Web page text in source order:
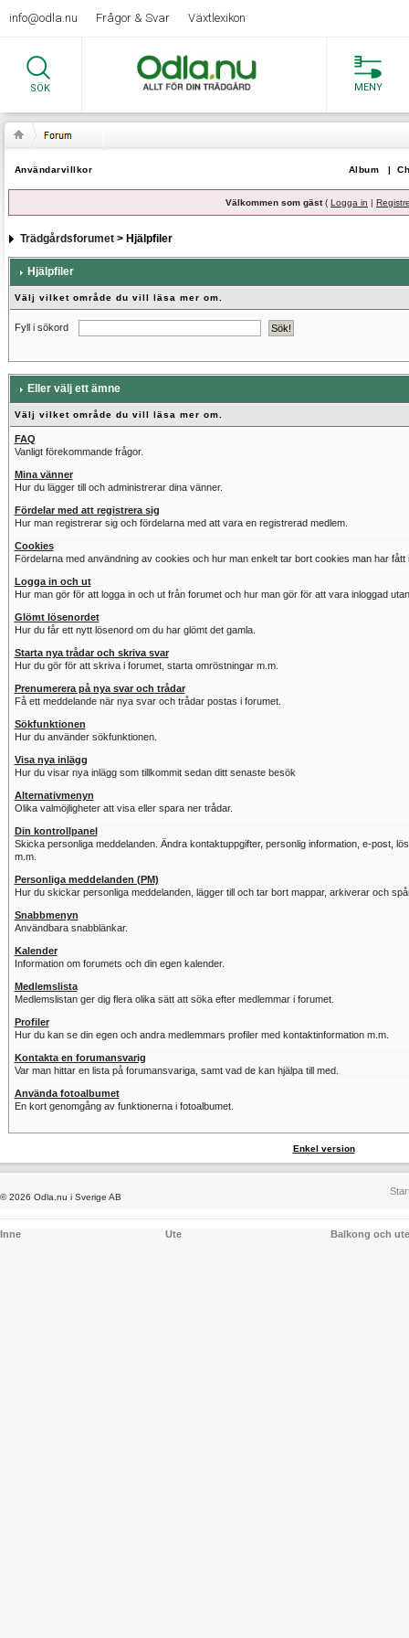
info@odla.nu Frågor & Svar Växtlexikon
SÖK MENY
Användarvillkor Album |
Välkommen som gäst( Logga in |
Trädgårdsforumet> Hjälpfiler
Hjälpfiler
Välj vilket område du vill läsa mer om.
Fyll i sökord
Eller välj ett ämne
Välj vilket område du vill läsa mer om.
FAQ
Vanligt förekommande frågor.
Mina vänner
Hur du lägger till och administrerar dina vänner.
Fördelar med att registrera sig
Hur man registrerar sig och fördelarna med att vara en registrerad medlem.
Cookies
Fördelarna med användning av cookies och hur man enkelt tar bort cookies man har fått
Logga in och ut
Hur man gör för att logga in och ut från forumet och hur man gör för att vara inloggad
Glömt lösenordet
Hur du får ett nytt lösenord om du har glömt det gamla.
Starta nya trådar och skriva svar
Hur du gör för att skriva i forumet, starta omröstningar m.m.
Prenumerera på nya svar och trådar
Få ett meddelande när nya svar och trådar postas i forumet.
Sökfunktionen
Hur du använder sökfunktionen.
Visa nya inlägg
Hur du visar nya inlägg som tillkommit sedan ditt senaste besök
Alternativmenyn
Olika valmöjligheter att visa eller spara ner trådar.
Din kontrollpanel
Skicka personliga meddelanden. Ändra kontaktuppgifter, personlig information, e-post,
m.m.
Personliga meddelanden (PM)
Hur du skickar personliga meddelanden, lägger till och tar bort mappar, arkiverar och
Snabbmenyn
Användbara snabblänkar.
Kalender
Information om forumets och din egen kalender.
Medlemslista
Medlemslistan ger dig flera olika sätt att söka efter medlemmar i forumet.
Profiler
Hur du kan se din egen och andra medlemmars profiler med kontaktinformation m.m.
Kontakta en forumansvarig
Var man hittar en lista på forumansvariga, samt vad de kan hjälpa till med.
Använda fotoalbumet
En kort genomgång av funktionerna i fotoalbumet.
Enkel version
© 2026 Odla.nu i Sverige AB
Inne Ute Balkong och